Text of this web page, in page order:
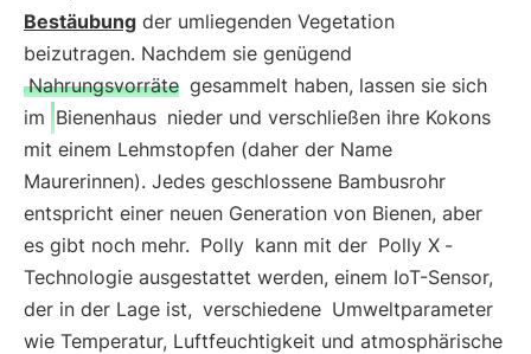
Bestäubung der umliegenden Vegetation
beizutragen. Nachdem sie genügend
Nahrungsvorräte gesammelt haben, lassen sie sich
im Bienenhaus nieder und verschließen ihre Kokons
mit einem Lehmstopfen (daher der Name
Maurerinnen). Jedes geschlossene Bambusrohr
entspricht einer neuen Generation von Bienen, aber
es gibt noch mehr. Polly kann mit der Polly X -
Technologie ausgestattet werden, einem IoT-Sensor,
der in der Lage ist, verschiedene Umweltparameter
wie Temperatur, Luftfeuchtigkeit und atmosphärische